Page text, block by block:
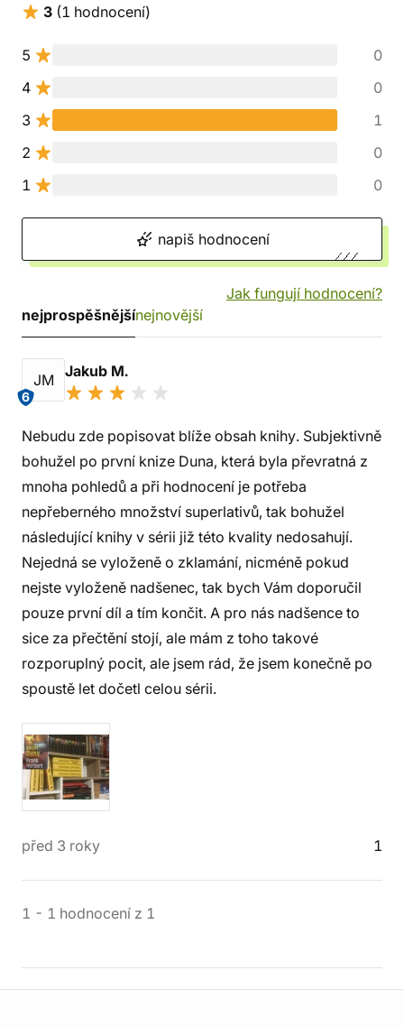
3 (1 hodnocení)
5
0
4
0
3
1
2
0
1
0
napiš hodnocení
Jak fungují hodnocení?
nejprospěšnějšínejnovější
JM
6
Jakub M.
Nebudu zde popisovat blíže obsah knihy. Subjektivně
bohužel po první knize Duna, která byla převratná z
mnoha pohledů a při hodnocení je potřeba
nepřeberného množství superlativů, tak bohužel
následující knihy v sérii již této kvality nedosahují.
Nejedná se vyloženě o zklamání, nicméně pokud
nejste vyloženě nadšenec, tak bych Vám doporučil
pouze první díl a tím končit. A pro nás nadšence to
sice za přečtění stojí, ale mám z toho takové
rozporuplný pocit, ale jsem rád, že jsem konečně po
spoustě let dočetl celou sérii.
před 3 roky 1
1 - 1 hodnocení z 1